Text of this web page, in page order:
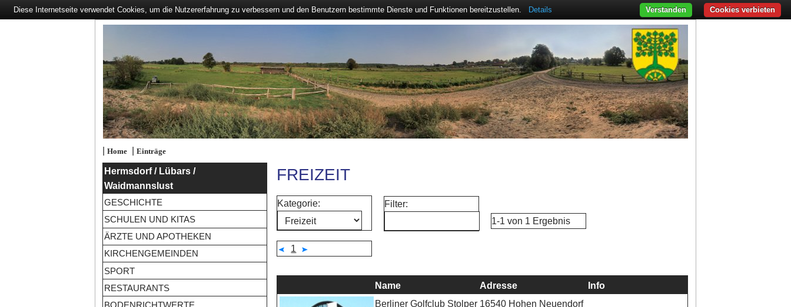
| Home| Einträge
Hermsdorf / Lübars /
Waidmannslust
GESCHICHTE
SCHULEN UND KITAS
ÄRZTE UND APOTHEKEN
KIRCHENGEMEINDEN
SPORT
RESTAURANTS
FREIZEIT
Kategorie:
Filter:
1-1 von 1 Ergebnis
1
Name Adresse Info
Berliner Golfclub Stolper 16540 Hohen Neuendorf
Diese Internetseite verwendet Cookies, um die Nutzererfahrung zu verbessern und den Benutzern bestimmte Dienste und Funktionen bereitzustellen. Details Cookies verbieten
Verstanden